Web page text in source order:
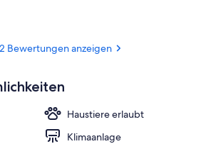
Ausblick vom Zimmer
Bewertungen anzeigen
Haustiere erlaubt
Klimaanlage